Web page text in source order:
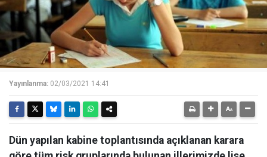
Yayınlanma: 02/03/2021 14:41
Dün yapılan kabine toplantısında açıklanan karara